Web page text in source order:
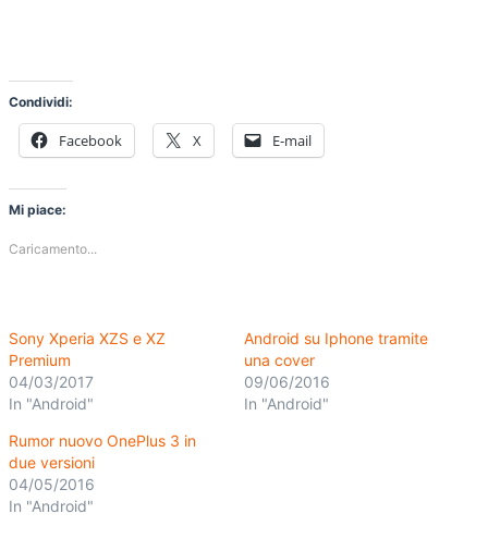
Condividi:
Facebook X E-mail
Mi piace:
Caricamento...
Sony Xperia XZS e XZ
Premium
04/03/2017
In "Android"
Android su Iphone tramite
una cover
09/06/2016
In "Android"
Rumor nuovo OnePlus 3 in
due versioni
04/05/2016
In "Android"